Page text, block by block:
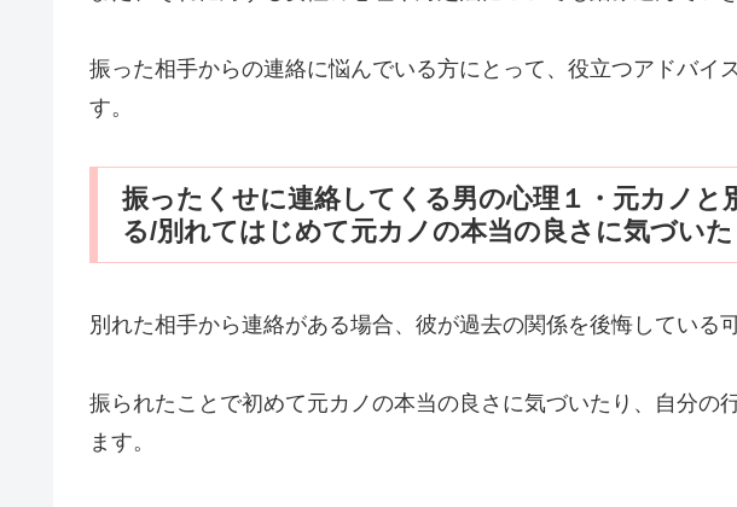
振った相手からの連絡に悩んでいる方にとって、役立つアドバイ
す。
振ったくせに連絡してくる男の心理１・元カノと
る/別れてはじめて元カノの本当の良さに気づいた
別れた相手から連絡がある場合、彼が過去の関係を後悔している
振られたことで初めて元カノの本当の良さに気づいたり、自分の
ます。